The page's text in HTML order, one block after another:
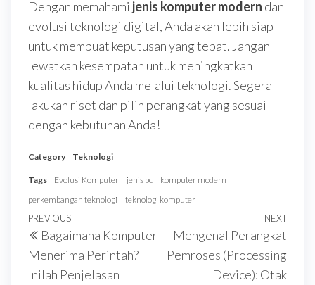
Dengan memahami jenis komputer modern dan
evolusi teknologi digital, Anda akan lebih siap
untuk membuat keputusan yang tepat. Jangan
lewatkan kesempatan untuk meningkatkan
kualitas hidup Anda melalui teknologi. Segera
lakukan riset dan pilih perangkat yang sesuai
dengan kebutuhan Anda!
Category Teknologi
Tags Evolusi Komputer jenis pc
komputer modern
perkembangan teknologi
teknologi komputer
Navigasi
pos
Previous
Post
PREVIOUS
Bagaimana Komputer
Menerima Perintah?
Inilah Penjelasan
Next
NEXT
Mengenal Perangkat
Pemroses (Processing
Device): Otak